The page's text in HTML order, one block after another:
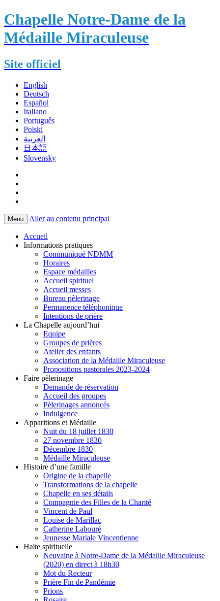
Chapelle Notre-Dame de la
Médaille Miraculeuse
Site officiel
English
Deutsch
Español
Italiano
Português
Polski
العربية
日本語
Slovensky
Menu Aller au contenu principal
Accueil
Informations pratiques
Communiqué NDMM
Horaires
Espace médailles
Accueil spirituel
Accueil messes
Bureau pèlerinage
Permanence téléphonique
Intentions de prière
La Chapelle aujourd’hui
Equipe
Groupes de prières
Atelier des enfants
Association de la Médaille Miraculeuse
Propositions pastorales 2023-2024
Faire pèlerinage
Demande de réservation
Accueil des groupes
Pèlerinages annoncés
Indulgence
Apparitions et Médaille
Nuit du 18 juillet 1830
27 novembre 1830
Décembre 1830
Médaille Miraculeuse
Histoire d’une famille
Origine de la chapelle
Transformations de la chapelle
Chapelle en ses détails
Compagnie des Filles de la Charité
Vincent de Paul
Louise de Marillac
Catherine Labouré
Jeunesse Mariale Vincentienne
Halte spirituelle
Neuvaine à Notre-Dame de la Médaille Miraculeuse
(2020) en direct à 18h30
Mot du Recteur
Prière Fin de Pandémie
Prions